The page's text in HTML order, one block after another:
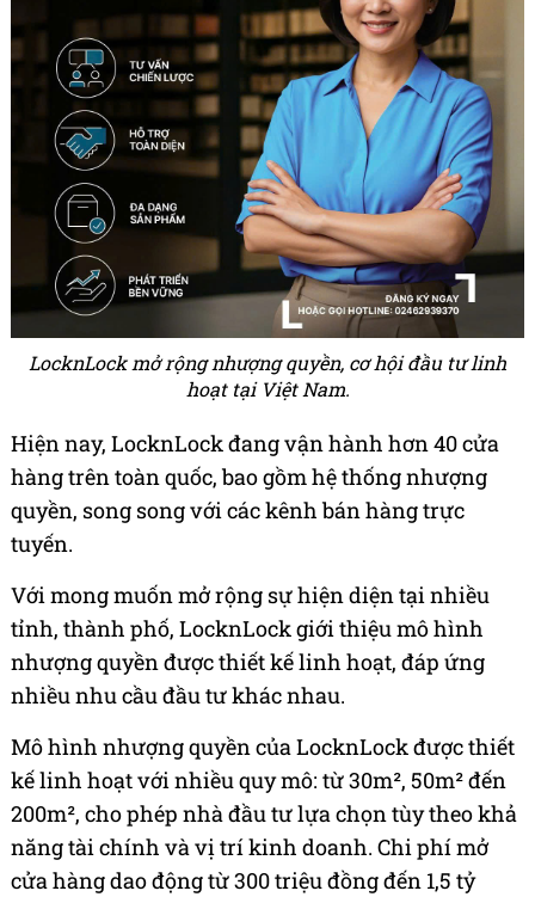
LocknLock mở rộng nhượng quyền, cơ hội đầu tư linh
hoạt tại Việt Nam.
Hiện nay, LocknLock đang vận hành hơn 40 cửa
hàng trên toàn quốc, bao gồm hệ thống nhượng
quyền, song song với các kênh bán hàng trực
tuyến.
Với mong muốn mở rộng sự hiện diện tại nhiều
tỉnh, thành phố, LocknLock giới thiệu mô hình
nhượng quyền được thiết kế linh hoạt, đáp ứng
nhiều nhu cầu đầu tư khác nhau.
Mô hình nhượng quyền của LocknLock được thiết
kế linh hoạt với nhiều quy mô: từ 30m², 50m² đến
200m², cho phép nhà đầu tư lựa chọn tùy theo khả
năng tài chính và vị trí kinh doanh. Chi phí mở
cửa hàng dao động từ 300 triệu đồng đến 1,5 tỷ